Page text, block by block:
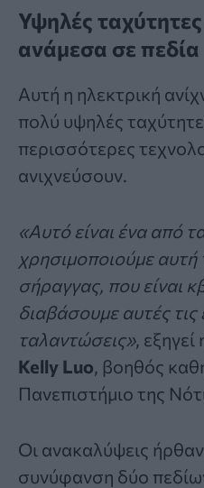
Υψηλές
ανάμεσα σε πεδία
Αυτή η ηλεκτρική
πολύ υψηλές
περισσότερες
ανιχνεύσουν.
«Αυτό είναι ένα από
χρησιμοποιούμε
σήραγγας, που είναι
διαβάσουμε αυτές τις
ταλαντώσεις»,
Kelly Luo, βοηθός
Πανεπιστήμιο της
Οι ανακαλύψεις
συνύφανση δύο